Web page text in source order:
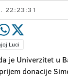
22:23:31
Luci
je Univerzitet u
donacije